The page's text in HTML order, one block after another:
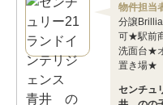
物件担当
分譲
可★駅前
洗面台★
置き場★
センチュ